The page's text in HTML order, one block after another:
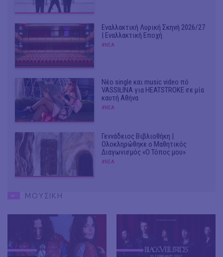
Εναλλακτική Λυρική Σκηνή 2026/27
| Εναλλακτική Εποχή
#ΝΕΑ
Νέο single και music video πό
VASSIŁINA για HEATSTROKE σε μία
καυτή Αθήνα
#ΝΕΑ
Γεννάδειος Βιβλιοθήκη |
Ολοκληρώθηκε ο Μαθητικός
Διαγωνισμός «Ο Τόπος μου»
#ΝΕΑ
ΜΟΥΣΙΚΗ